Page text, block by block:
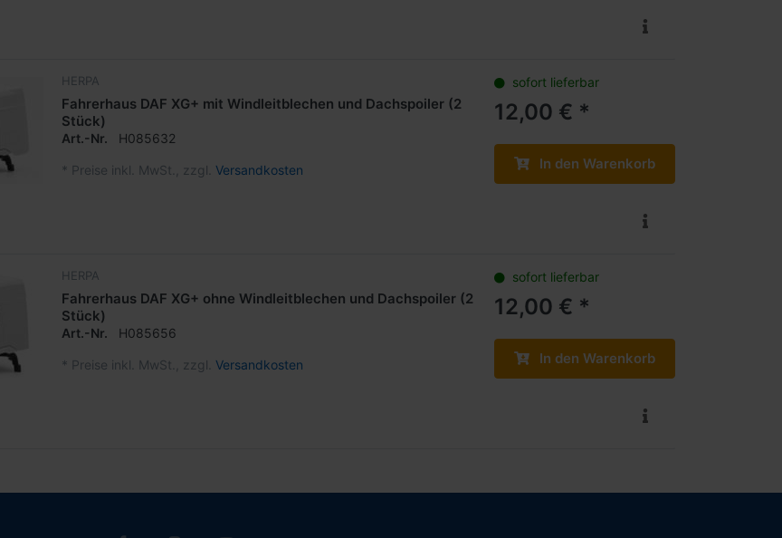
HERPA
Fahrerhaus DAF XG+ mit Windleitblechen und Dachspoiler (2
Stück)
Art.-Nr. H085632
* Preise inkl. MwSt., zzgl. Versandkosten
sofort lieferbar
12,00 € *
In den Warenkorb
HERPA
Fahrerhaus DAF XG+ ohne Windleitblechen und Dachspoiler (2
Stück)
Art.-Nr. H085656
* Preise inkl. MwSt., zzgl. Versandkosten
sofort lieferbar
12,00 € *
In den Warenkorb